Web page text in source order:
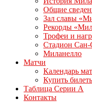
Общие
Зал славы
Рекорды
Трофеи и
Стадион
Миланелло
Матчи
Календарь
Купить
Таблица Серии А
Контакты